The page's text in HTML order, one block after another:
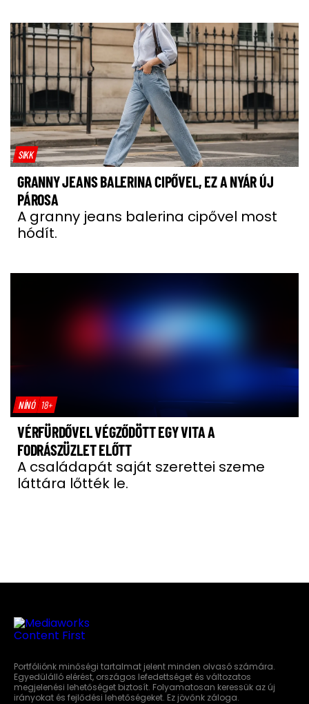
SIKK
GRANNY JEANS BALERINA CIPŐVEL, EZ A NYÁR ÚJ
PÁROSA
A granny jeans balerina cipővel most
hódít.
NÍNÓ 18+
VÉRFÜRDŐVEL VÉGZŐDÖTT EGY VITA A
FODRÁSZÜZLET ELŐTT
A családapát saját szerettei szeme
láttára lőtték le.
Portfóliónk minőségi tartalmat jelent minden olvasó számára.
Egyedülálló elérést, országos lefedettséget és változatos
megjelenési lehetőséget biztosít. Folyamatosan keressük az új
irányokat és fejlődési lehetőségeket. Ez jövőnk záloga.